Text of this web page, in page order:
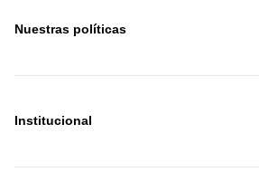
Nuestras políticas
Institucional